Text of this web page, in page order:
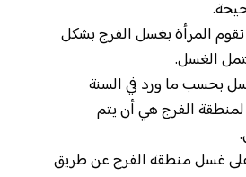
المرأة بغسل الفرج بشكل
الغسل.
بحسب ما ورد في السنة
لمنطقة الفرج هي أن يتم
على غسل منطقة الفرج عن طريق